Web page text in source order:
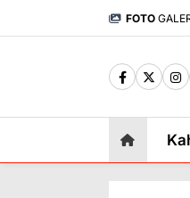
FOTO